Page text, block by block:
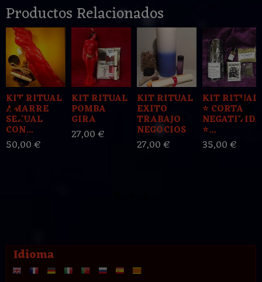
Idioma
Productos Relacionados
KIT RITUAL
AMARRE
SEXUAL
CON...
50,00 €
KIT RITUAL
POMBA
GIRA
27,00 €
KIT RITUAL
EXITO
TRABAJO
NEGOCIOS
27,00 €
KIT RITUAL
⭐️ CORTA
⭐️...
35,00 €